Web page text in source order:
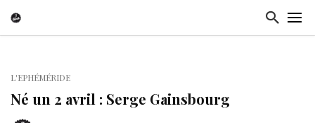
L'EPHÉMÉRIDE
Né un 2 avril : Serge Gainsbourg